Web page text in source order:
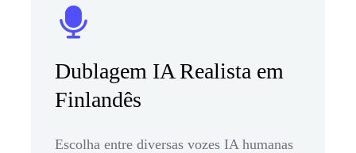
Dublagem IA Realista em
Finlandês
Escolha entre diversas vozes IA humanas